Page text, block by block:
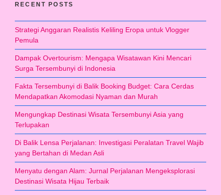
RECENT POSTS
Strategi Anggaran Realistis Keliling Eropa untuk Vlogger
Pemula
Dampak Overtourism: Mengapa Wisatawan Kini Mencari
Surga Tersembunyi di Indonesia
Fakta Tersembunyi di Balik Booking Budget: Cara Cerdas
Mendapatkan Akomodasi Nyaman dan Murah
Mengungkap Destinasi Wisata Tersembunyi Asia yang
Terlupakan
Di Balik Lensa Perjalanan: Investigasi Peralatan Travel Wajib
yang Bertahan di Medan Asli
Menyatu dengan Alam: Jurnal Perjalanan Mengeksplorasi
Destinasi Wisata Hijau Terbaik